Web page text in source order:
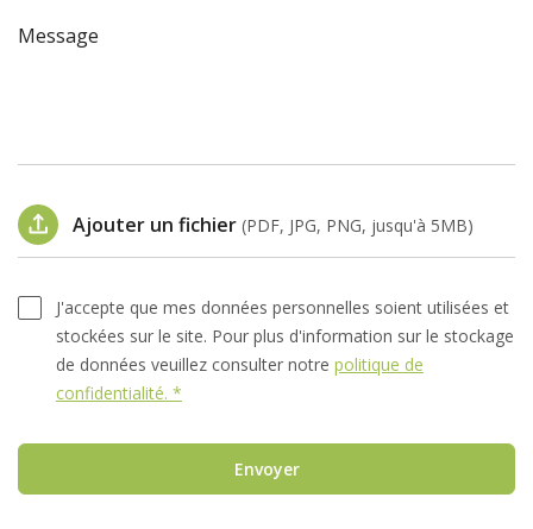
Message
Ajouter un fichier (PDF, JPG, PNG, jusqu'à 5MB)
J'accepte que mes données personnelles soient utilisées et
stockées sur le site. Pour plus d'information sur le stockage
de données veuillez consulter notre politique de
confidentialité. *
Envoyer